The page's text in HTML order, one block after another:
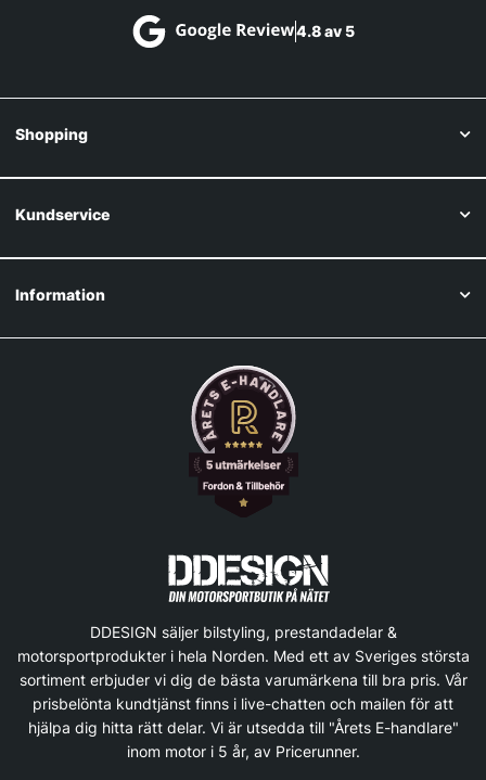
4.8 av 5
Shopping
Kundservice
Information
DDESIGN säljer bilstyling, prestandadelar &
motorsportprodukter i hela Norden. Med ett av Sveriges största
sortiment erbjuder vi dig de bästa varumärkena till bra pris. Vår
prisbelönta kundtjänst finns i live-chatten och mailen för att
hjälpa dig hitta rätt delar. Vi är utsedda till "Årets E-handlare"
inom motor i 5 år, av Pricerunner.